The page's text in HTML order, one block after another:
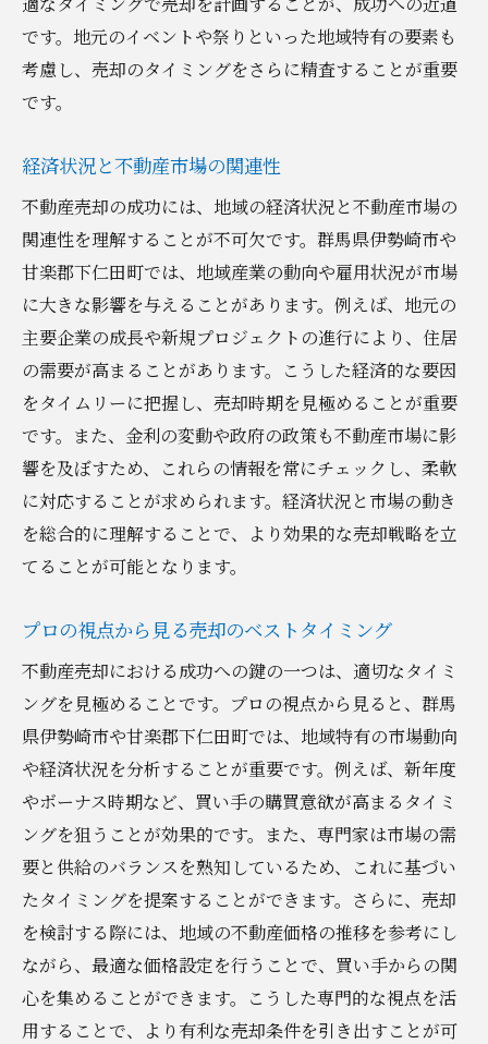
です。地元のイベントや祭りといった地域特有の要素も
考慮し、売却のタイミングをさらに精査することが重要
です。
経済状況と不動産市場の関連性
不動産売却の成功には、地域の経済状況と不動産市場の
関連性を理解することが不可欠です。群馬県伊勢崎市や
甘楽郡下仁田町では、地域産業の動向や雇用状況が市場
に大きな影響を与えることがあります。例えば、地元の
主要企業の成長や新規プロジェクトの進行により、住居
の需要が高まることがあります。こうした経済的な要因
をタイムリーに把握し、売却時期を見極めることが重要
です。また、金利の変動や政府の政策も不動産市場に影
響を及ぼすため、これらの情報を常にチェックし、柔軟
に対応することが求められます。経済状況と市場の動き
を総合的に理解することで、より効果的な売却戦略を立
てることが可能となります。
プロの視点から見る売却のベストタイミング
不動産売却における成功への鍵の一つは、適切なタイミ
ングを見極めることです。プロの視点から見ると、群馬
県伊勢崎市や甘楽郡下仁田町では、地域特有の市場動向
や経済状況を分析することが重要です。例えば、新年度
やボーナス時期など、買い手の購買意欲が高まるタイミ
ングを狙うことが効果的です。また、専門家は市場の需
要と供給のバランスを熟知しているため、これに基づい
たタイミングを提案することができます。さらに、売却
を検討する際には、地域の不動産価格の推移を参考にし
ながら、最適な価格設定を行うことで、買い手からの関
心を集めることができます。こうした専門的な視点を活
用することで、より有利な売却条件を引き出すことが可